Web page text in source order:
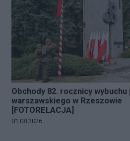
Obchody 82. rocznicy
warszawskiego w Rzeszowie
[FOTORELACJA]
Data dodania galerii:
01.08.2026